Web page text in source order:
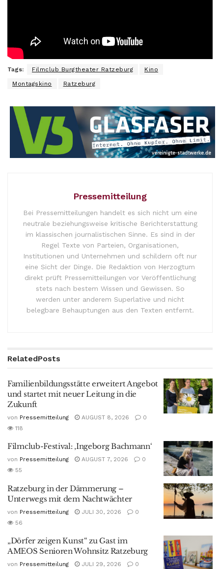
Tags: Filmclub Burgtheater Ratzeburg Kino
Montagskino Ratzeburg
Pressemitteilung
Bei Pressemitteilungen handelt es sich nicht um eine
neutrale beziehungsweise kritische Berichterstattung
im klassischen journalistischen Sinne. Es sind in der
Regel Texte von Parteien, Organisationen,
Institutionen und Unternehmen und schildern oft nur
eine Sicht der Dinge. Die Redaktion von Herzogtum
direkt prüft Pressemitteilungen vor Veröffentlichung
stets nach bestem Wissen und Gewissen. So
werden unter anderem Superlative und nicht
belegbare Behauptungen aus den Texten entfernt.
RelatedPosts
Familienbildungsstätte erweitert Angebot
und startet mit neuer Leitung in die
Zukunft
von Pressemitteilung AUGUST 8, 2026
0
118
Filmclub-Festival: ‚Ingeborg Bachmann‘
von Pressemitteilung AUGUST 7, 2026
0
55
Ratzeburg in der Dämmerung –
Unterwegs mit dem Nachtwächter
von Pressemitteilung JULI 30, 2026
0
56
„Dörfer zeigen Kunst“ zu Gast im
AMEOS Senioren Wohnsitz Ratzeburg
von Pressemitteilung JULI 29, 2026 0